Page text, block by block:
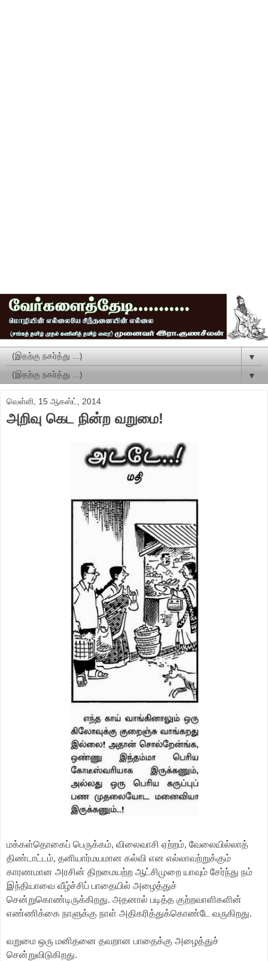
▼
▼
வெள்ளி, 15 ஆகஸ்ட், 2014
அறிவு கெட நின்ற வறுமை!
மக்கள்தொகைப் பெருக்கம், விலைவாசி ஏற்றம், வேலையில்லாத்
திண்டாட்டம், தனியார்மயமான கல்வி என எல்லாவற்றுக்கும்
காரணமான அரசின் திறமையற்ற ஆட்சிமுறை யாவும் சேர்ந்து நம்
இந்தியாவை வீழ்ச்சிப் பாதையில் அழைத்துச்
சென்றுகொண்டிருக்கிறது. அதனால் படித்த குற்றவாளிகளின்
எண்ணிக்கை நாளுக்கு நாள் அதிகரித்துக்கொண்டே வருகிறது.
வறுமை ஒரு மனிதனை தவறான பாதைக்கு அழைத்துச்
சென்றுவிடுகிறது.